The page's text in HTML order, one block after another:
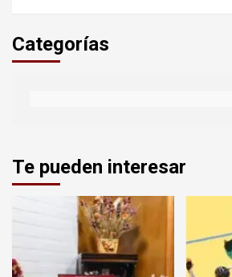
Categorías
Te pueden interesar